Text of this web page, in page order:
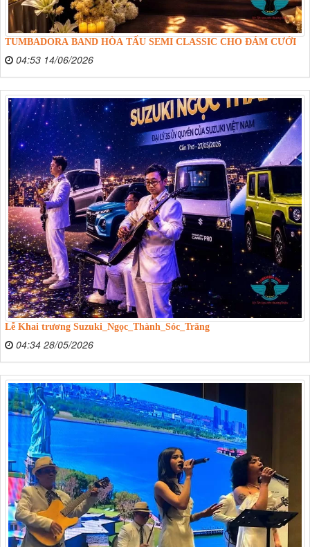
TUMBADORA BAND HÒA TẤU SEMI CLASSIC CHO ĐÁM CƯỚI
04:53 14/06/2026
Lễ Khai trương Suzuki_Ngọc_Thành_Sóc_Trăng
04:34 28/05/2026